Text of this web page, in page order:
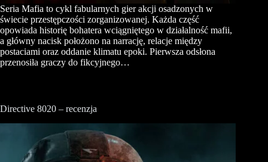
Seria Mafia to cykl fabularnych gier akcji osadzonych w
świecie przestępczości zorganizowanej. Każda część
opowiada historię bohatera wciągniętego w działalność mafii,
a główny nacisk położono na narrację, relacje między
postaciami oraz oddanie klimatu epoki. Pierwsza odsłona
przenosiła graczy do fikcyjnego…
Directive 8020 – recenzja